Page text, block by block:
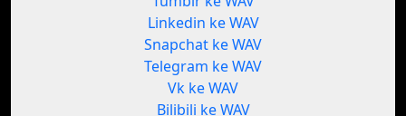
Linkedin ke WAV
Snapchat ke WAV
Telegram ke WAV
Vk ke WAV
Bilibili ke WAV